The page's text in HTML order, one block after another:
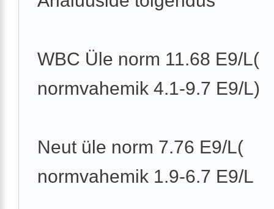
WBC Üle norm 11.68 E9/L(
normvahemik 4.1-9.7 E9/L)
Neut üle norm 7.76 E9/L(
normvahemik 1.9-6.7 E9/L